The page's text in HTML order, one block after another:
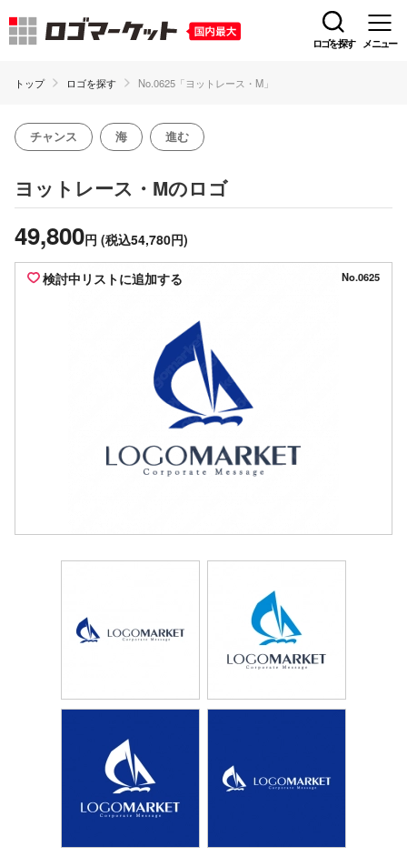
ロゴを探す メニュー
トップ ロゴを探す No.0625「ヨットレース・M」
チャンス 海 進む
ヨットレース・Mのロゴ
49,800円 (税込54,780円)
検討中リストに追加する No.0625